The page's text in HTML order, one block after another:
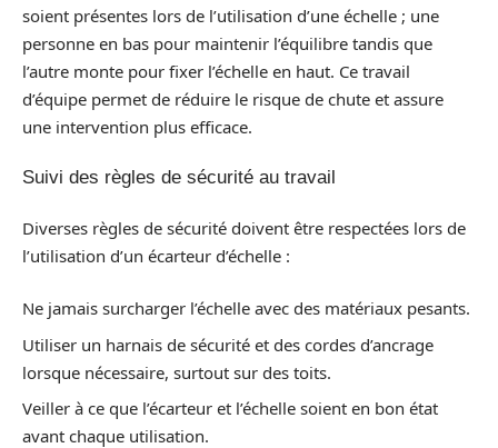
soient présentes lors de l’utilisation d’une échelle ; une
personne en bas pour maintenir l’équilibre tandis que
l’autre monte pour fixer l’échelle en haut. Ce travail
d’équipe permet de réduire le risque de chute et assure
une intervention plus efficace.
Suivi des règles de sécurité au travail
Diverses règles de sécurité doivent être respectées lors de
l’utilisation d’un écarteur d’échelle :
Ne jamais surcharger l’échelle avec des matériaux pesants.
Utiliser un harnais de sécurité et des cordes d’ancrage
lorsque nécessaire, surtout sur des toits.
Veiller à ce que l’écarteur et l’échelle soient en bon état
avant chaque utilisation.